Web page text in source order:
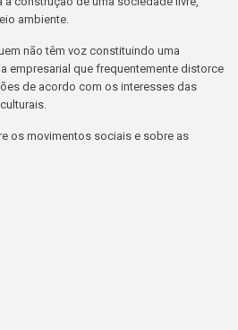
ambiente.
não têm voz constituindo uma
empresarial que frequentemente distorce
de acordo com os interesses das
os movimentos sociais e sobre as